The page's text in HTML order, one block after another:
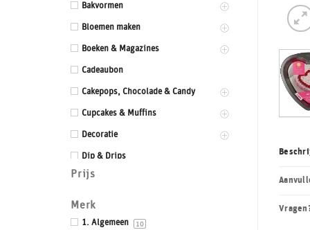
Bakvormen
Bloemen maken
Boeken & Magazines
Cadeaubon
Cakepops, Chocolade & Candy
Cupcakes & Muffins
Decoratie
Dip & Drips
Dozen & Dummies
Drums & Boards
Eetbaar kant
Prijs
Merk
1. Algemeen 10